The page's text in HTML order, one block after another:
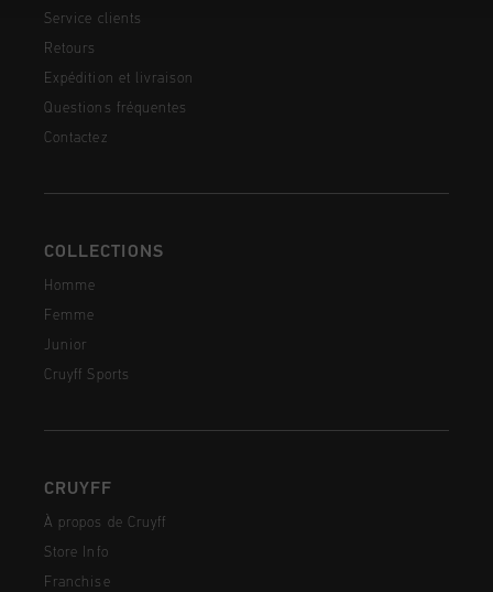
Service clients
Retours
Expédition et livraison
Questions fréquentes
Contactez
COLLECTIONS
Homme
Femme
Junior
Cruyff Sports
CRUYFF
À propos de Cruyff
Store Info
Franchise